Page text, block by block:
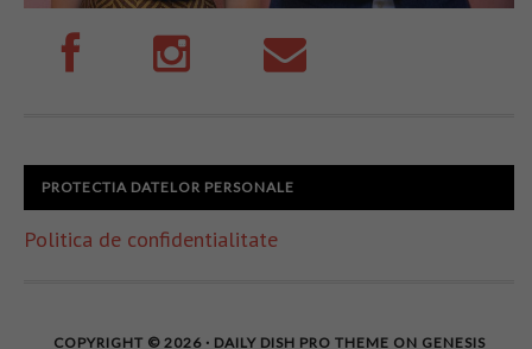
PROTECTIA DATELOR PERSONALE
Politica de confidentialitate
COPYRIGHT © 2026 · DAILY DISH PRO THEME ON GENESIS